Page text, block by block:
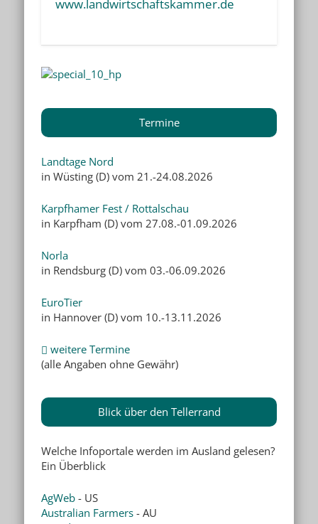
www.landwirtschaftskammer.de
Termine
Landtage Nord
in Wüsting (D) vom 21.-24.08.2026
Karpfhamer Fest / Rottalschau
in Karpfham (D) vom 27.08.-01.09.2026
Norla
in Rendsburg (D) vom 03.-06.09.2026
EuroTier
in Hannover (D) vom 10.-13.11.2026
weitere Termine
(alle Angaben ohne Gewähr)
Blick über den Tellerrand
Welche Infoportale werden im Ausland gelesen?
Ein Überblick
AgWeb - US
Australian Farmers - AU